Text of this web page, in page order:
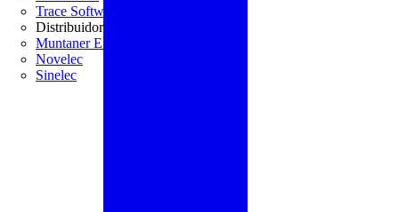
Trace Software
Distribuidor
Muntaner Electro
Novelec
Sinelec